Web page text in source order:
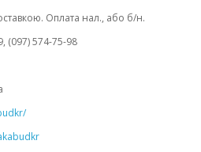
Оплата нал., або б/н.
(097) 574-75-98
⠀